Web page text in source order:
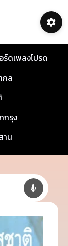
ร์ดเพลงโปรด
กล
กรุง
าน